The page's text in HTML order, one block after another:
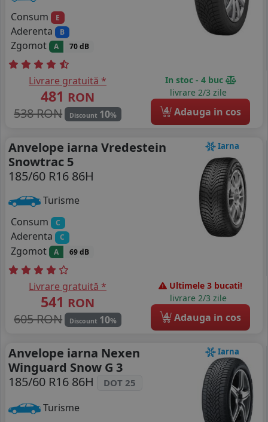
Consum
E
Aderenta B
Zgomot A 70 dB
Livrare gratuită *
481 RON
538 RON
Discount 10%
In stoc - 4 buc
livrare 2/3 zile
4 Adauga in cos
Iarna
Anvelope iarna Vredestein
Snowtrac 5
185/60 R16 86H
Turisme
Consum
C
Aderenta C
Zgomot A 69 dB
Livrare gratuită *
541 RON
605 RON
Discount 10%
Ultimele 3 bucati!
livrare 2/3 zile
4 Adauga in cos
Iarna
Anvelope iarna Nexen
Winguard Snow G 3
185/60 R16 86H
DOT 25
Turisme